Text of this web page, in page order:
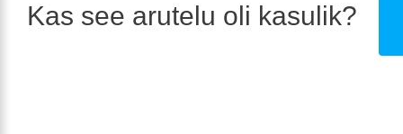
Kas see arutelu oli kasulik?